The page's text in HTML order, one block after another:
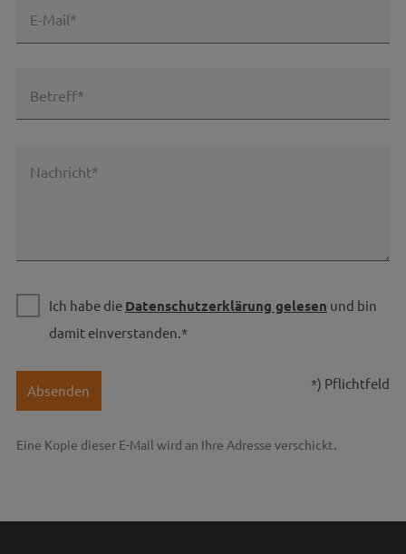
E-Mail*
Betreff*
Nachricht*
Ich habe die Datenschutzerklärung gelesen und bin
damit einverstanden.*
Absenden *) Pflichtfeld
Eine Kopie dieser E-Mail wird an Ihre Adresse verschickt.